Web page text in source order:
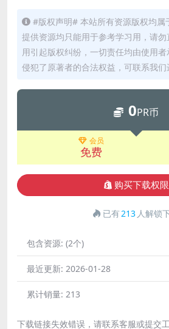
#版权声明# 本站所有资源版权均属
提供资源均只能用于参考学习用，请
用引起版权纠纷，一切责任均由使用
侵犯了原著者的合法权益，可联系我们
0PR币
会员
免费
购买下载权限
已有213 人解锁
包含资源: (2个)
最近更新: 2026-01-28
累计销量: 213
下载链接失效错误，请联系客服或提交